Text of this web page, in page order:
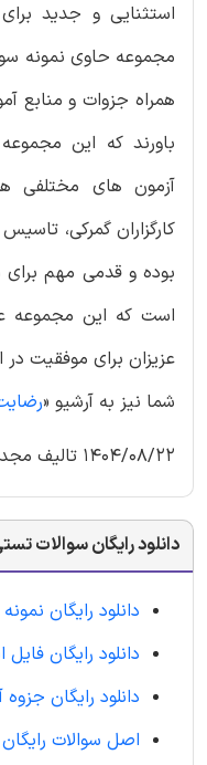
مجموعه حاوی نمونه
همراه جزوات و منابع
باورند که این
آزمون های مختلفی
کارگزاران گمرکی،
بوده و قدمی مهم
است که این مجموعه
عزیزان برای موفقیت در
شما نیز به آرشیو «
1404/08/22 تالیف مجدد محصول
دانلود رایگان سوالات تستی
دانلود رایگان نمونه
دانلود رایگان فایل
دانلود رایگان جزوه
اصل سوالات رایگان